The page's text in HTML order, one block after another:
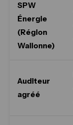
SPW
Énergie
(Région
Wallonne)
Auditeur
agréé